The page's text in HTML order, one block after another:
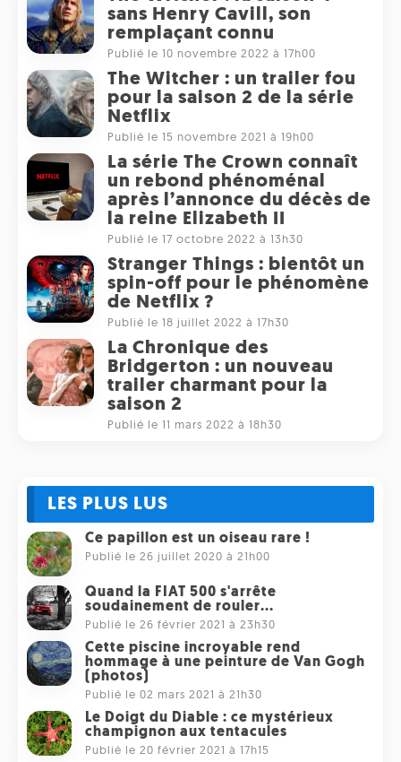
sans Henry Cavill, son
remplaçant connu
Publié le 10 novembre 2022 à 17h00
The Witcher : un trailer fou
pour la saison 2 de la série
Netflix
Publié le 15 novembre 2021 à 19h00
La série The Crown connaît
un rebond phénoménal
après l’annonce du décès de
la reine Elizabeth II
Publié le 17 octobre 2022 à 13h30
Stranger Things : bientôt un
spin-off pour le phénomène
de Netflix ?
Publié le 18 juillet 2022 à 17h30
La Chronique des
Bridgerton : un nouveau
trailer charmant pour la
saison 2
Publié le 11 mars 2022 à 18h30
LES PLUS LUS
Ce papillon est un oiseau rare !
Publié le 26 juillet 2020 à 21h00
Quand la FIAT 500 s'arrête
soudainement de rouler...
Publié le 26 février 2021 à 23h30
Cette piscine incroyable rend
hommage à une peinture de Van Gogh
(photos)
Publié le 02 mars 2021 à 21h30
Le Doigt du Diable : ce mystérieux
champignon aux tentacules
Publié le 20 février 2021 à 17h15